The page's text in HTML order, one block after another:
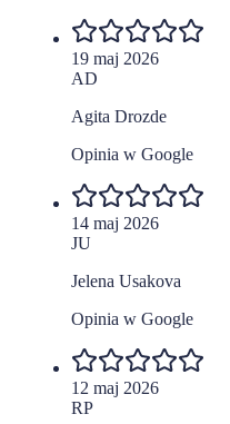
19 maj 2026
AD
Agita Drozde
Opinia w Google
14 maj 2026
JU
Jelena Usakova
Opinia w Google
12 maj 2026
RP